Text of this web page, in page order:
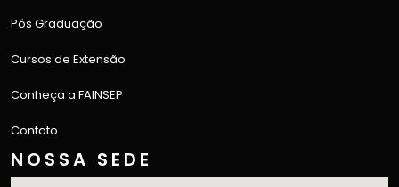
Pós Graduação
Cursos de Extensão
Conheça a FAINSEP
Contato
NOSSA SEDE